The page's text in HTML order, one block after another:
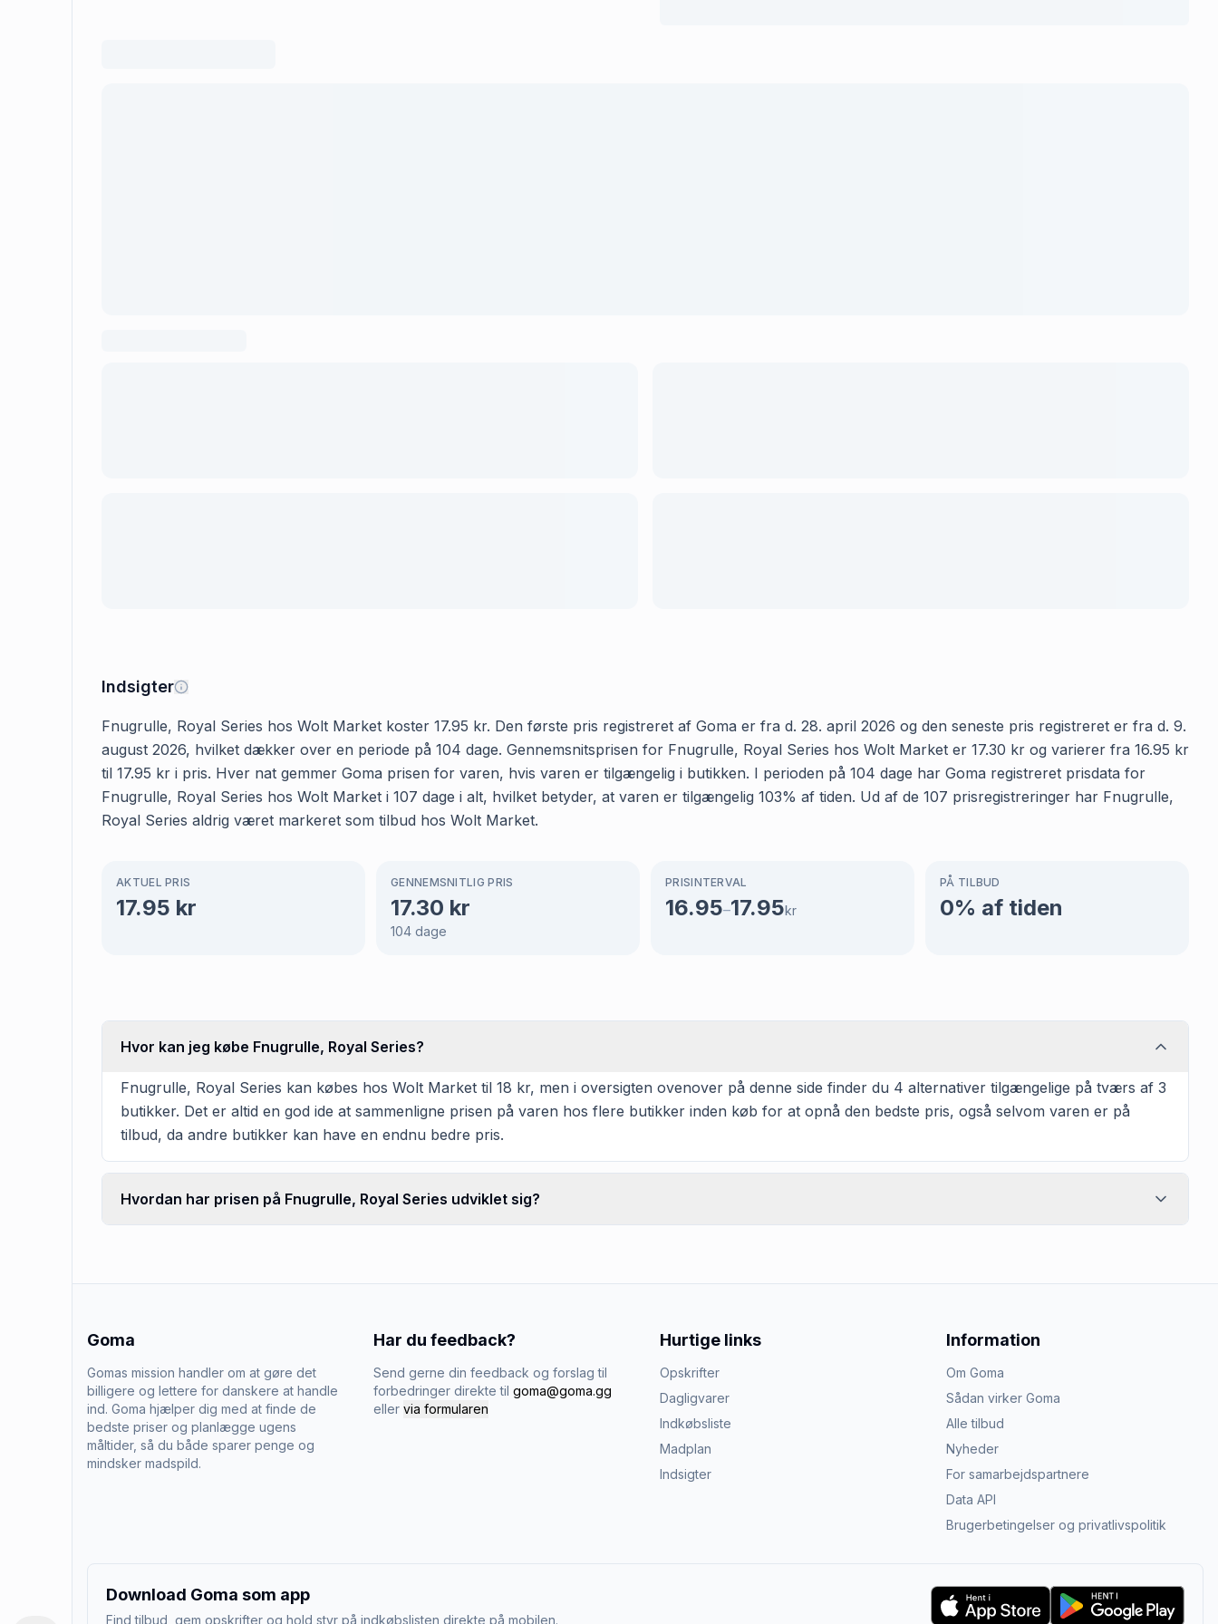
Indsigter
Fnugrulle, Royal Series hos Wolt Market koster 17.95 kr. Den første pris registreret af Goma er fra d. 28. april 2026 og den seneste pris registreret er fra d. 9.
august 2026, hvilket dækker over en periode på 104 dage. Gennemsnitsprisen for Fnugrulle, Royal Series hos Wolt Market er 17.30 kr og varierer fra 16.95 kr
til 17.95 kr i pris. Hver nat gemmer Goma prisen for varen, hvis varen er tilgængelig i butikken. I perioden på 104 dage har Goma registreret prisdata for
Fnugrulle, Royal Series hos Wolt Market i 107 dage i alt, hvilket betyder, at varen er tilgængelig 103% af tiden. Ud af de 107 prisregistreringer har Fnugrulle,
Royal Series aldrig været markeret som tilbud hos Wolt Market.
AKTUEL PRIS
17.95 kr
GENNEMSNITLIG PRIS
17.30 kr
104 dage
PRISINTERVAL
16.95–17.95kr
PÅ TILBUD
0% af tiden
Hvor kan jeg købe Fnugrulle, Royal Series?
Fnugrulle, Royal Series kan købes hos Wolt Market til 18 kr, men i oversigten ovenover på denne side finder du 4 alternativer tilgængelige på tværs af 3
butikker. Det er altid en god ide at sammenligne prisen på varen hos flere butikker inden køb for at opnå den bedste pris, også selvom varen er på
tilbud, da andre butikker kan have en endnu bedre pris.
Hvordan har prisen på Fnugrulle, Royal Series udviklet sig?
Goma
Gomas mission handler om at gøre det
billigere og lettere for danskere at handle
ind. Goma hjælper dig med at finde de
bedste priser og planlægge ugens
måltider, så du både sparer penge og
mindsker madspild.
Har du feedback?
Send gerne din feedback og forslag til
forbedringer direkte til goma@goma.gg
eller via formularen
Hurtige links
Opskrifter
Dagligvarer
Indkøbsliste
Madplan
Indsigter
Information
Om Goma
Sådan virker Goma
Alle tilbud
Nyheder
For samarbejdspartnere
Data API
Brugerbetingelser og privatlivspolitik
Download Goma som app
Find tilbud, gem opskrifter og hold styr på indkøbslisten direkte på mobilen.